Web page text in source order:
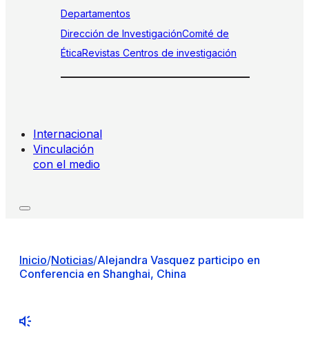
Departamentos
Dirección de InvestigaciónComité de
ÉticaRevistas Centros de investigación
Internacional
Vinculación
con el medio
Inicio/Noticias/Alejandra Vasquez participo en
Conferencia en Shanghai, China